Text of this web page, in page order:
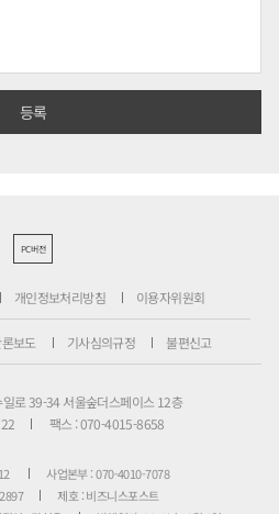
PC버전
개인정보처리방침 이용자위원회
론보도 기사심의규정 불편신고
로 39-34 서울숲더스페이스 12층
팩스 : 070-4015-8658
사업본부 : 070-4010-7078
제호 : 비즈니스포스트